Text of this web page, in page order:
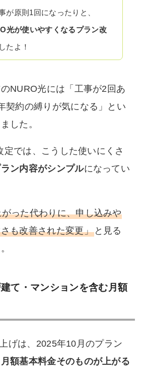
が原則1回になったりと、
光が使いやすくなるプラン改
たよ！
NURO光には「工事が2回あ
契約の縛りが気になる」とい
した。
定では、こうした使いにくさ
ン内容がシンプルになってい
った代わりに、申し込みや
も改善された変更」と見る
て・マンションを含む月額
げは、2025年10月のプラン
月額基本料金そのものが上がる